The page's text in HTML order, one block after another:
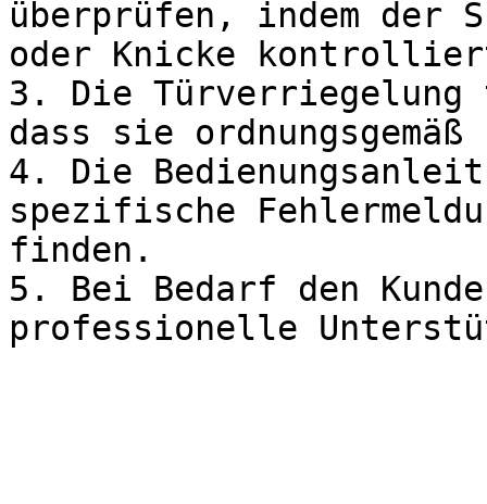
überprüfen, indem der
oder Knicke
3. Die
dass sie
4. Die
spezifische
finden.
5. Bei Bedarf den